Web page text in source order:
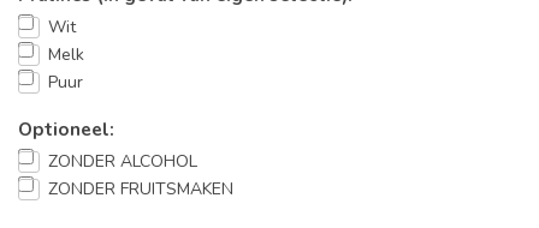
Wit
Melk
Puur
Optioneel:
ZONDER ALCOHOL
ZONDER FRUITSMAKEN